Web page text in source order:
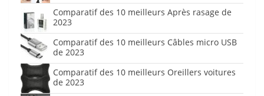
Comparatif des 10 meilleurs Après rasage de
2023
Comparatif des 10 meilleurs Câbles micro USB
de 2023
Comparatif des 10 meilleurs Oreillers voitures
de 2023